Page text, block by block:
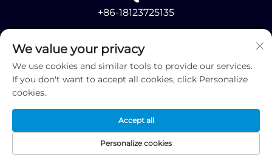
+86-18123725135
[email protected]
Optoelectronics Co., Ltd. - Política de Privacidade
We value your privacy
We use cookies and similar tools to provide our services.
If you don't want to accept all cookies, click Personalize
cookies.
Personalize cookies
Accept all